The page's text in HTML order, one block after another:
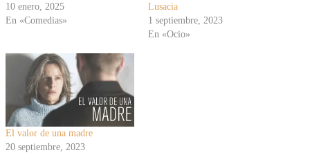
10 enero, 2025
En «Comedias»
Lusacia
1 septiembre, 2023
En «Ocio»
El valor de una madre
20 septiembre, 2023